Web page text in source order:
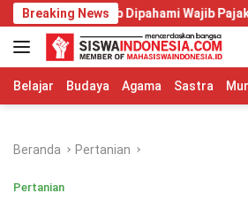
Langsung
ke
konten
Breaking News
Wajib Dipahami Wajib Pajak dan
Belajar Budaya Agama Sastra
Beranda Pertanian
Pertanian